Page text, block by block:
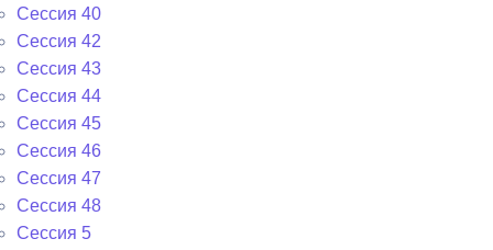
Сессия 40
Сессия 42
Сессия 43
Сессия 44
Сессия 45
Сессия 46
Сессия 47
Сессия 48
Сессия 5